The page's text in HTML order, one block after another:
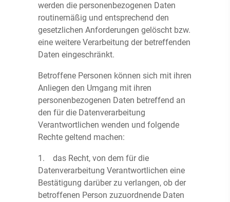
werden die personenbezogenen Daten
routinemäßig und entsprechend den
gesetzlichen Anforderungen gelöscht bzw.
eine weitere Verarbeitung der betreffenden
Daten eingeschränkt.
Betroffene Personen können sich mit ihren
Anliegen den Umgang mit ihren
personenbezogenen Daten betreffend an
den für die Datenverarbeitung
Verantwortlichen wenden und folgende
Rechte geltend machen:
1. das Recht, von dem für die
Datenverarbeitung Verantwortlichen eine
Bestätigung darüber zu verlangen, ob der
betroffenen Person zuzuordnende Daten